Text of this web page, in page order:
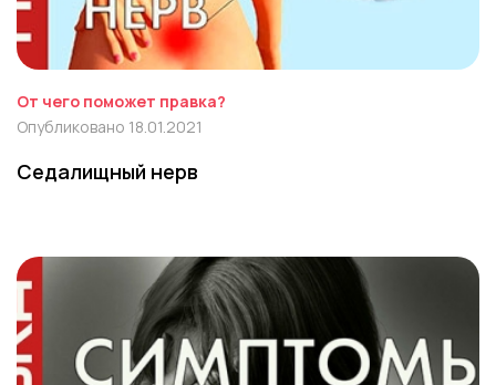
От чего поможет правка?
Опубликовано 18.01.2021
Седалищный нерв